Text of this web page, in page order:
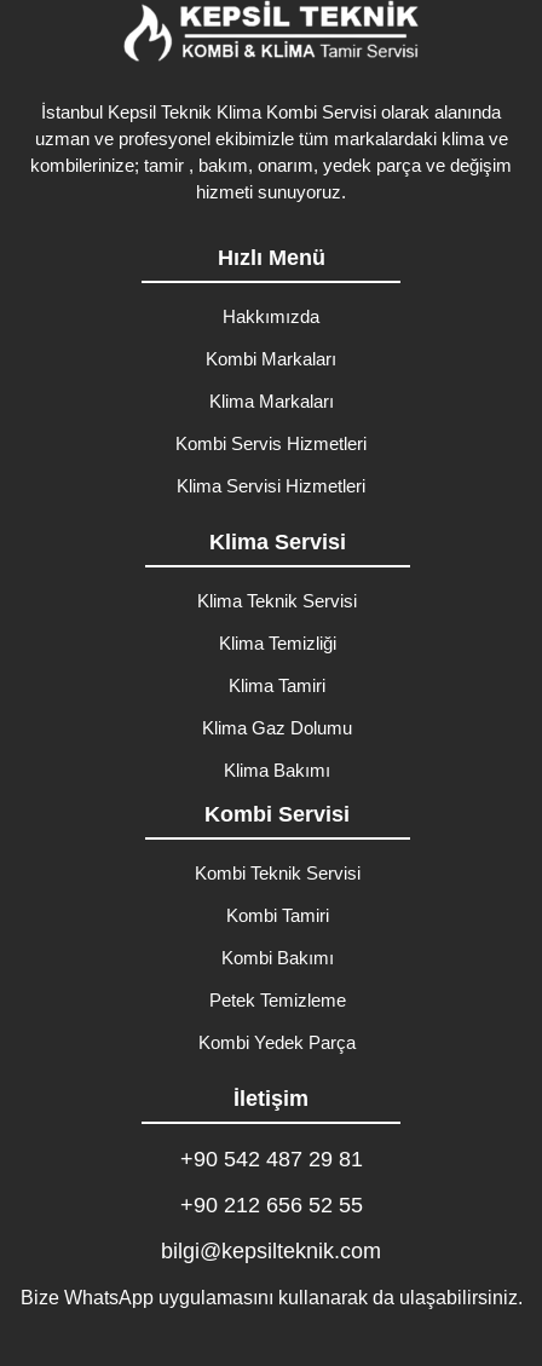
İstanbul Kepsil Teknik Klima Kombi Servisi olarak alanında
uzman ve profesyonel ekibimizle tüm markalardaki klima ve
kombilerinize; tamir , bakım, onarım, yedek parça ve değişim
hizmeti sunuyoruz.
Hızlı Menü
Hakkımızda
Kombi Markaları
Klima Markaları
Kombi Servis Hizmetleri
Klima Servisi Hizmetleri
Klima Servisi
Klima Teknik Servisi
Klima Temizliği
Klima Tamiri
Klima Gaz Dolumu
Klima Bakımı
Kombi Servisi
Kombi Teknik Servisi
Kombi Tamiri
Kombi Bakımı
Petek Temizleme
Kombi Yedek Parça
İletişim
+90 542 487 29 81
+90 212 656 52 55
bilgi@kepsilteknik.com
Bize WhatsApp uygulamasını kullanarak da ulaşabilirsiniz.